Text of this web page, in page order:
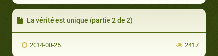
La vérité est unique (partie 2 de 2)
2014-08-25 2417